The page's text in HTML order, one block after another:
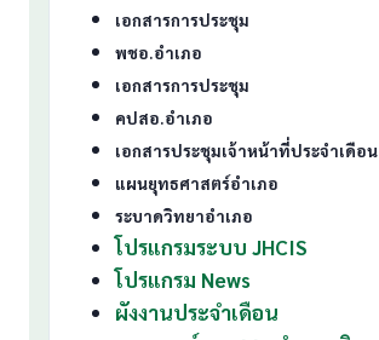
เอกสารการประชุม
พชอ.อำเภอ
เอกสารการประชุม
คปสอ.อำเภอ
เอกสารประชุมเจ้าหน้าที่ประจำเดือน
แผนยุทธศาสตร์อำเภอ
ระบาดวิทยาอำเภอ
โปรแกรมระบบ JHCIS
โปรแกรม News
ผังงานประจำเดือน